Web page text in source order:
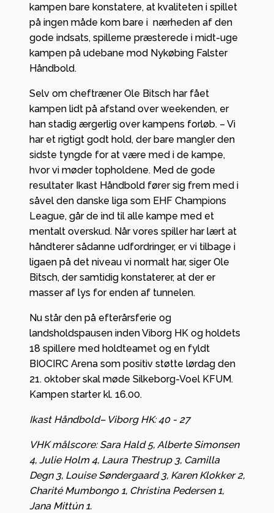
kampen bare konstatere, at kvaliteten i spillet
på ingen måde kom bare i nærheden af den
gode indsats, spillerne præsterede i midt-uge
kampen på udebane mod Nykøbing Falster
Håndbold.
Selv om cheftræner Ole Bitsch har fået
kampen lidt på afstand over weekenden, er
han stadig ærgerlig over kampens forløb. – Vi
har et rigtigt godt hold, der bare mangler den
sidste tyngde for at være med i de kampe,
hvor vi møder topholdene. Med de gode
resultater Ikast Håndbold fører sig frem med i
såvel den danske liga som EHF Champions
League, går de ind til alle kampe med et
mentalt overskud. Når vores spiller har lært at
håndterer sådanne udfordringer, er vi tilbage i
ligaen på det niveau vi normalt har, siger Ole
Bitsch, der samtidig konstaterer, at der er
masser af lys for enden af tunnelen.
Nu står den på efterårsferie og
landsholdspausen inden Viborg HK og holdets
18 spillere med holdteamet og en fyldt
BIOCIRC Arena som positiv støtte lørdag den
21. oktober skal møde Silkeborg-Voel KFUM.
Kampen starter kl. 16.00.
Ikast Håndbold– Viborg HK: 40 - 27
VHK målscore: Sara Hald 5, Alberte Simonsen
4, Julie Holm 4, Laura Thestrup 3, Camilla
Degn 3, Louise Søndergaard 3, Karen Klokker 2,
Charité Mumbongo 1, Christina Pedersen 1,
Jana Mittún 1.